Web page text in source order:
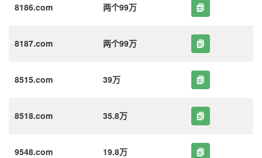
8186.com 两个99万
8187.com 两个99万
8515.com 39万
8518.com 35.8万
9548.com 19.8万